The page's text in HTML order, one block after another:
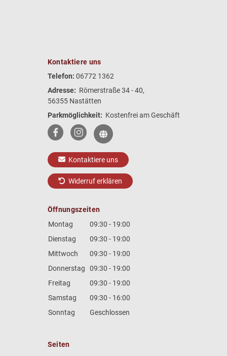
Kontaktiere uns
Telefon: 06772 1362
Adresse: Römerstraße 34 - 40,
56355 Nastätten
Parkmöglichkeit: Kostenfrei am Geschäft
Kontaktiere uns
Widerruf erklären
Öffnungszeiten
Montag
09:30 - 19:00
Dienstag
09:30 - 19:00
Mittwoch
09:30 - 19:00
Donnerstag
09:30 - 19:00
Freitag
09:30 - 19:00
Samstag
09:30 - 16:00
Sonntag
Geschlossen
Seiten